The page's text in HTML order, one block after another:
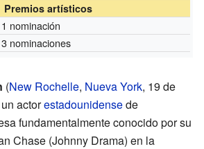
Premios artísticos
1 nominación
3 nominaciones
(New Rochelle, Nueva York, 19 de
actorestadounidensede
fundamentalmente conocido por su
Chase (Johnny Drama) en la